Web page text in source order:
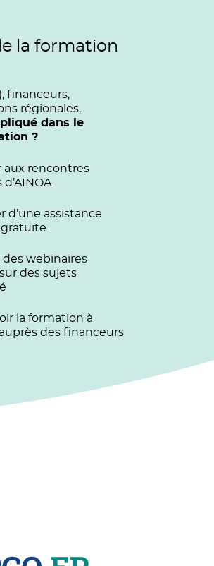
la formation
financeurs,
régionales,
dans le
?
aux rencontres
d’une assistance
des webinaires
des sujets
la formation à
des financeurs